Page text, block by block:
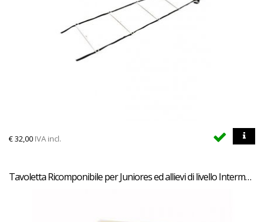
€32,00 IVA incl.
Tavoletta Ricomponibile per Juniores ed allievi di livello Intermedio